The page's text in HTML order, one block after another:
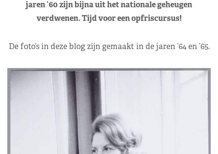
jaren ’60 zijn bijna uit het nationale geheugen
verdwenen. Tijd voor een opfriscursus!
De foto’s in deze blog zijn gemaakt in de jaren ’64 en ’65.